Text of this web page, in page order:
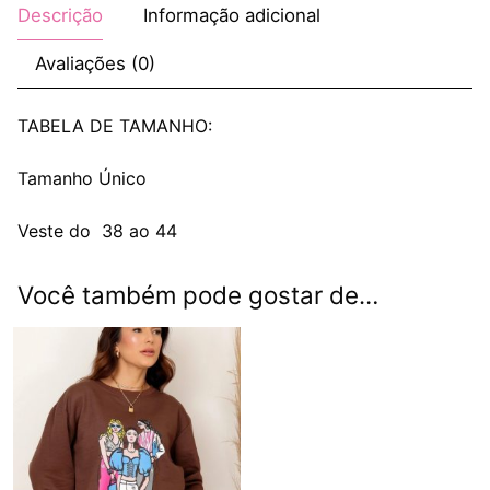
Descrição Informação adicional
Avaliações (0)
TABELA DE TAMANHO:
Tamanho Único
Veste do 38 ao 44
Você também pode gostar de…